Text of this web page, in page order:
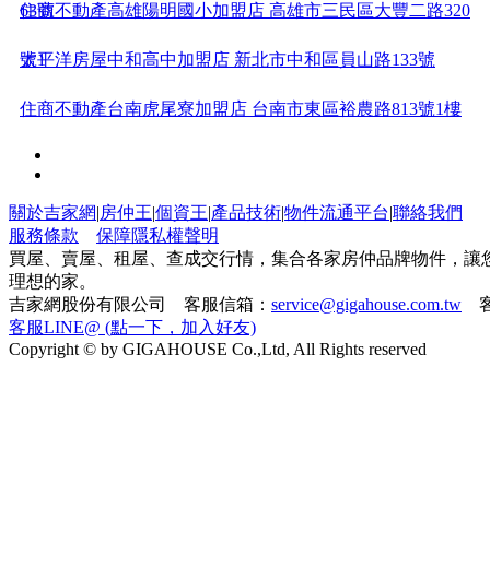
63號
住商不動產高雄陽明國小加盟店 高雄市三民區大豐二路320
號1
太平洋房屋中和高中加盟店 新北市中和區員山路133號
住商不動產台南虎尾寮加盟店 台南市東區裕農路813號1樓
太平洋房屋敦北民生加盟店 台北市松山區民生東路四段83
號
21世紀不動產屏東自由加盟店 屏東縣屏東市自由路473號
21世紀不動產宜蘭東區加盟店 宜蘭縣宜蘭市校舍路116號
太平洋房屋彰化民族加盟店 彰化縣彰化市民族路285號
住商不動產高雄龍華國小加盟店 高雄市鼓山區龍德路396號
關於吉家網|房仲王|個資王|產品技術|物件流通平台|聯絡我們
服務條款
保障隱私權聲明
買屋、賣屋、租屋、查成交行情，集合各家房仲品牌物件，
理想的家。
吉家網股份有限公司 客服信箱： service@gigahouse.com.tw
客服LINE@ (點一下，加入好友)
Copyright © by GIGAHOUSE Co.,Ltd, All Rights reserved